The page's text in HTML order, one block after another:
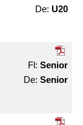
U20
Senior
Senior